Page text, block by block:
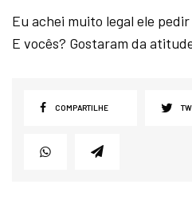
Eu achei muito legal ele
E vocês? Gostaram da
COMPARTILHE